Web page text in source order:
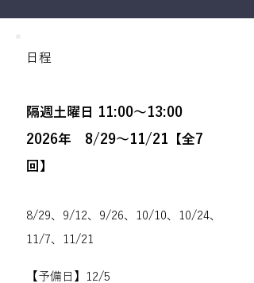
日程
隔週土曜日 11:00～13:00
2026年 8/29～11/21【全7
回】
8/29、9/12、9/26、10/10、10/24、
11/7、11/21
【予備日】12/5